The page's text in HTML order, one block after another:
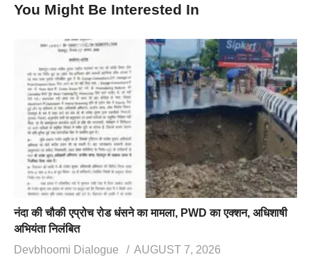
You Might Be Interested In
नंदा की चौकी एप्रोच रोड धंसने का मामला, PWD का एक्शन, अधिशाषी
अभियंता निलंबित
Devbhoomi Dialogue
AUGUST 7, 2026